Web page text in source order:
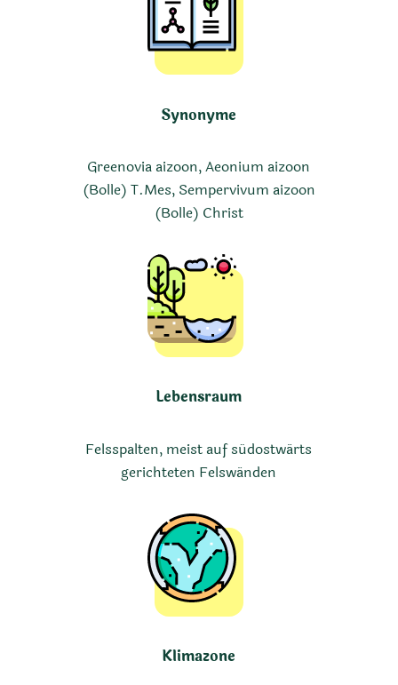
Synonyme
Greenovia aizoon, Aeonium aizoon
(Bolle) T.Mes, Sempervivum aizoon
(Bolle) Christ
Lebensraum
Felsspalten, meist auf südostwärts
gerichteten Felswänden
Klimazone